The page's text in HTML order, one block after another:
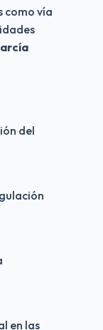
como vía
del
en las